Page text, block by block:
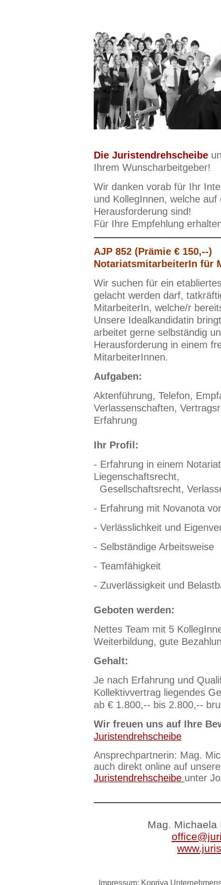
Die Juristendrehscheibe
Ihrem Wunscharbeitgeber!
Wir danken vorab für Ihr
und KollegInnen, welche
Herausforderung sind!
Für Ihre Empfehlung
AJP 852 (Prämie € 150,--)
NotariatsmitarbeiterIn für
Wir suchen für ein
gelacht werden darf,
MitarbeiterIn, welche/r
Unsere Idealkandidatin
arbeitet gerne selbständig
Herausforderung in einem
MitarbeiterInnen.
Aufgaben:
Aktenführung, Telefon,
Verlassenschaften,
Erfahrung
Ihr Profil:
- Erfahrung in einem
Liegenschaftsrecht,
Gesellschaftsrecht,
- Erfahrung mit Novanota
- Verlässlichkeit und
- Selbständige Arbeitsweise
- Teamfähigkeit
- Zuverlässigkeit und
Geboten werden:
Nettes Team mit 5
Weiterbildung, gute
Gehalt:
Je nach Erfahrung und
Kollektivvertrag liegendes
ab € 1.800,-- bis 2.800,--
Wir freuen uns auf Ihre
Juristendrehscheibe
Ansprechpartnerin: Mag.
auch direkt online auf
Juristendrehscheibe unter
Mag. Michaela
Impressum: Kopriva